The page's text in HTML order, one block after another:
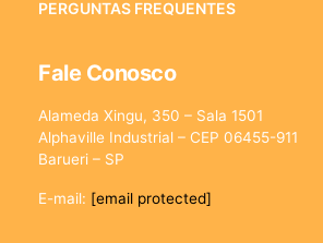
PERGUNTAS FREQUENTES
Fale Conosco
Alameda Xingu, 350 – Sala 1501
Alphaville Industrial – CEP 06455-911
Barueri – SP
E-mail: [email protected]